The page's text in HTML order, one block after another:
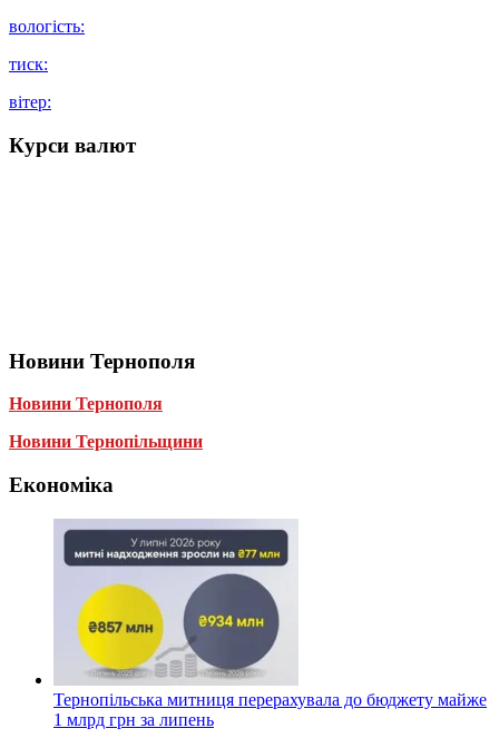
вологість:
тиск:
вітер:
Курси валют
Новини Тернополя
Новини Тернополя
Новини Тернопільщини
Економіка
Тернопільська митниця перерахувала до бюджету майже
1 млрд грн за липень